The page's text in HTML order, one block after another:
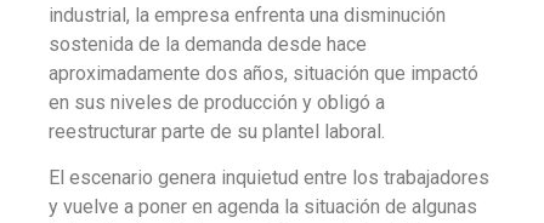
industrial, la empresa enfrenta una disminución
sostenida de la demanda desde hace
aproximadamente dos años, situación que impactó
en sus niveles de producción y obligó a
reestructurar parte de su plantel laboral.
El escenario genera inquietud entre los trabajadores
y vuelve a poner en agenda la situación de algunas